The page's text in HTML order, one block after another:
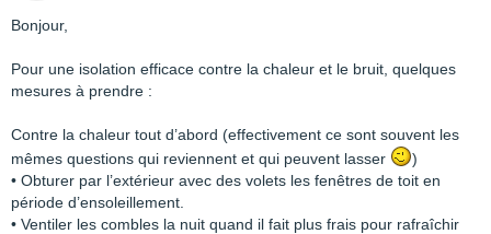
Bonjour,
Pour une isolation efficace contre la chaleur et le bruit, quelques
mesures à prendre :
Contre la chaleur tout d’abord (effectivement ce sont souvent les
mêmes questions qui reviennent et qui peuvent lasser
)
• Obturer par l’extérieur avec des volets les fenêtres de toit en
période d’ensoleillement.
• Ventiler les combles la nuit quand il fait plus frais pour rafraîchir